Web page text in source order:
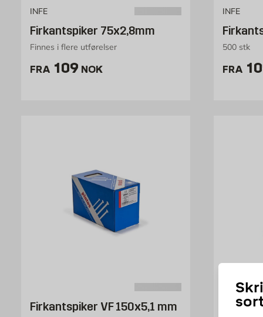
INFE
Firkantspiker 75x2,8mm
Finnes i flere utførelser
FRA Pris 109 NOK /stk
109 NOK
INFE
500 stk
FRA
Firkantspiker VF 150x5,1 mm
INFE